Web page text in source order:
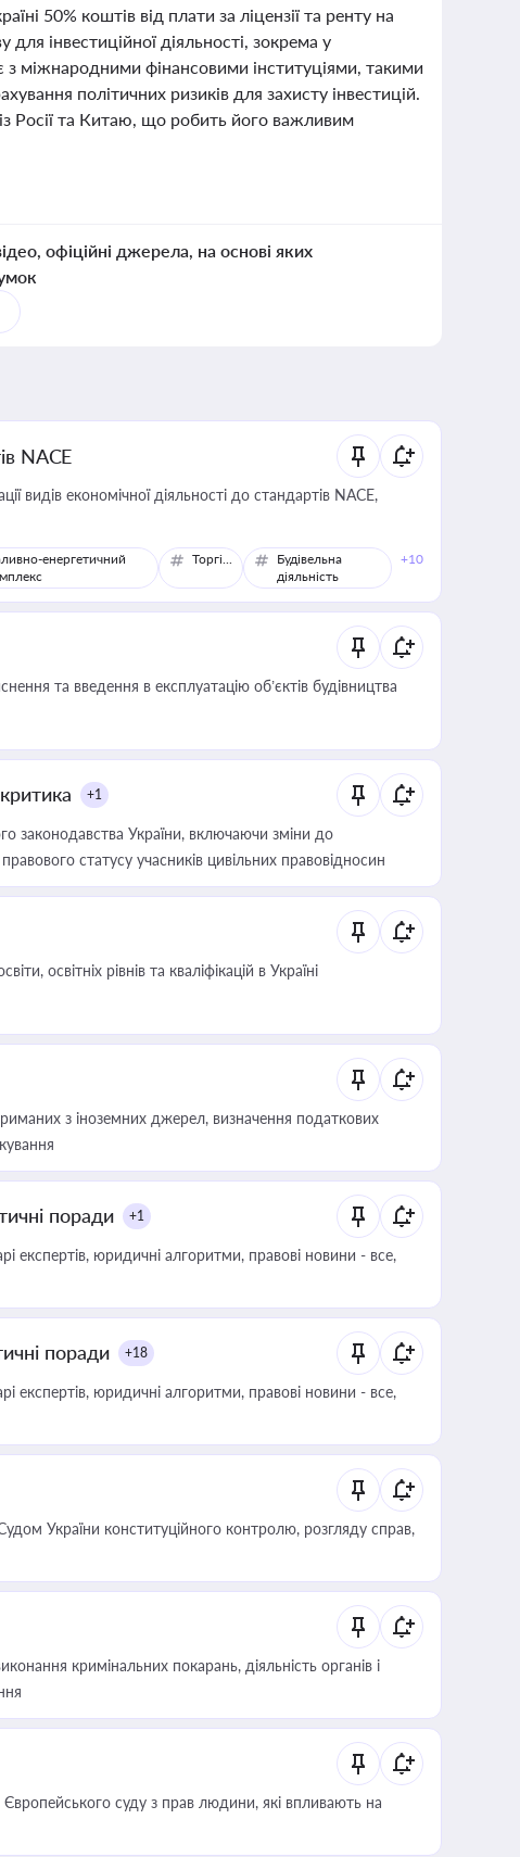
50% коштів від плати за ліцензії та ренту на
інвестиційної діяльності, зокрема у
з міжнародними фінансовими інституціями, такими
політичних ризиків для захисту інвестицій.
із Росії та Китаю, що робить його важливим
офіційні джерела, на основі яких
NACE
видів економічної діяльності до стандартів NACE,
енергетичний
Торгівля
Будівельна
діяльність
+10
та введення в експлуатацію об’єктів будівництва
+1
законодавства України, включаючи зміни до
статусу учасників цивільних правовідносин
освітніх рівнів та кваліфікацій в Україні
з іноземних джерел, визначення податкових
поради +1
експертів, юридичні алгоритми, правові новини - все,
поради +18
експертів, юридичні алгоритми, правові новини - все,
України конституційного контролю, розгляду справ,
кримінальних покарань, діяльність органів і
суду з прав людини, які впливають на